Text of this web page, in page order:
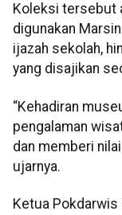
Koleksi tersebut
digunakan
ijazah sekolah,
yang disajikan
“Kehadiran
pengalaman
dan memberi
ujarnya.
Ketua Pokdarwis